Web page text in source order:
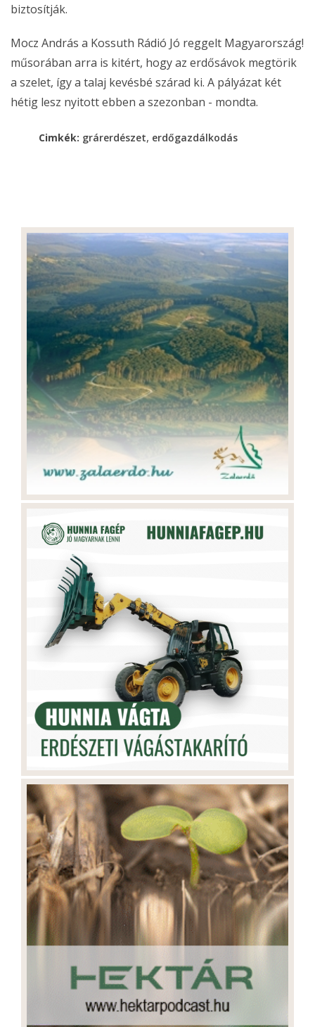
biztosítják.
Mocz András a Kossuth Rádió Jó reggelt Magyarország!
műsorában arra is kitért, hogy az erdősávok megtörik
a szelet, így a talaj kevésbé szárad ki. A pályázat két
hétig lesz nyitott ebben a szezonban - mondta.
Cimkék: grárerdészet, erdőgazdálkodás